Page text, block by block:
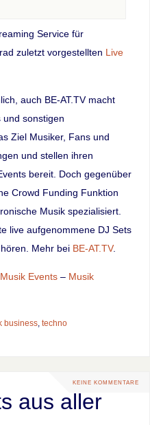
Service für
zuletzt vorgestellten Live
auch BE-AT.TV macht
und sonstigen
Ziel Musiker, Fans und
und stellen ihren
bereit. Doch gegenüber
Crowd Funding Funktion
Musik spezialisiert.
live aufgenommene DJ Sets
Mehr bei BE-AT.TV.
Events– Musik
business, techno
KEINE KOMMENTARE
aus aller